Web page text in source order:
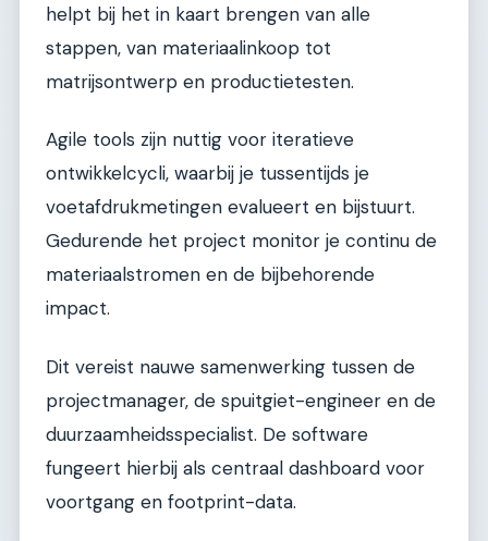
helpt bij het in kaart brengen van alle
stappen, van materiaalinkoop tot
matrijsontwerp en productietesten.
Agile tools zijn nuttig voor iteratieve
ontwikkelcycli, waarbij je tussentijds je
voetafdrukmetingen evalueert en bijstuurt.
Gedurende het project monitor je continu de
materiaalstromen en de bijbehorende
impact.
Dit vereist nauwe samenwerking tussen de
projectmanager, de spuitgiet-engineer en de
duurzaamheidsspecialist. De software
fungeert hierbij als centraal dashboard voor
voortgang en footprint-data.